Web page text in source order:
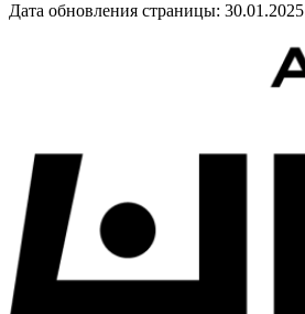
Дата обновления страницы: 30.01.2025